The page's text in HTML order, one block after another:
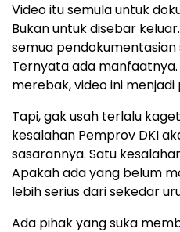
Video itu semula untuk
Bukan untuk disebar
semua
Ternyata ada
merebak, video ini
Tapi, gak usah terlalu
kesalahan Pemprov DKI
sasarannya. Satu
Apakah ada yang belum
lebih serius dari sekedar
Ada pihak yang suka